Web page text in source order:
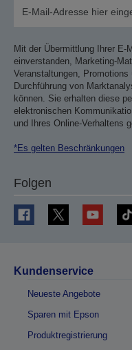
Mit der Übermittlung Ihrer
einverstanden, Marketing-
Veranstaltungen,
Durchführung von
können. Sie erhalten diese
elektronischen
und Ihres Online-Verhaltens
*Es gelten Beschränkungen
Folgen
Kundenservice
Neueste Angebote
Sparen mit Epson
Produktregistrierung